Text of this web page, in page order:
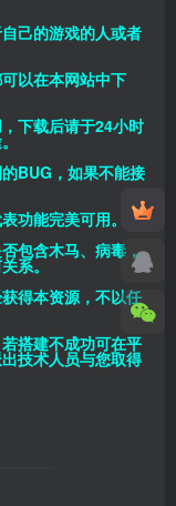
己的游戏的人或者
以在本网站中下
下载后请于24小时
BUG，如果不能接
功能完美可用。
包含木马、病毒，
系。
得本资源，不以任
搭建不成功可在平
技术人员与您取得